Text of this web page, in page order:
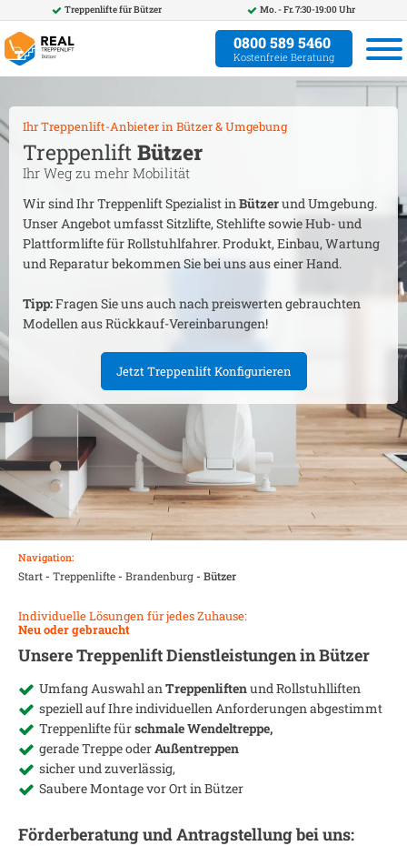
Treppenlifte fürBützer Mo. - Fr. 7:30-19:00 Uhr
0800 589 5460
Kostenfreie Beratung
Ihr Treppenlift-Anbieter in Bützer& Umgebung
Treppenlift Bützer
Ihr Weg zu mehr Mobilität
Wir sind Ihr Treppenlift Spezialist inBützerund Umgebung.
Unser Angebot umfasst Sitzlifte, Stehlifte sowie Hub- und
Plattformlifte für Rollstuhlfahrer. Produkt, Einbau, Wartung
und Reparatur bekommen Sie bei uns aus einer Hand.
Tipp:Fragen Sie uns auch nach preiswerten gebrauchten
Modellen aus Rückkauf-Vereinbarungen!
Jetzt Treppenlift Konfigurieren
Navigation:
Start- Treppenlifte- Brandenburg- Bützer
Individuelle Lösungen für jedes Zuhause:
Neu oder gebraucht
Unsere Treppenlift Dienstleistungen inBützer
Umfang Auswahl anTreppenliftenund Rollstuhlliften
speziell auf Ihre individuellen Anforderungen abgestimmt
Treppenlifte fürschmale Wendeltreppe,
gerade Treppe oderAußentreppen
sicher und zuverlässig,
Saubere Montage vor Ort inBützer
Förderberatung und Antragstellung bei uns: